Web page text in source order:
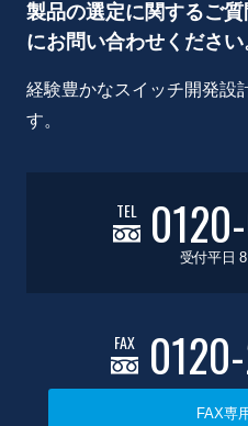
製品の選定に関するご
にお問い合わせください
経験豊かなスイッチ開発設
す。
TEL
受付平日
FAX
FAX専